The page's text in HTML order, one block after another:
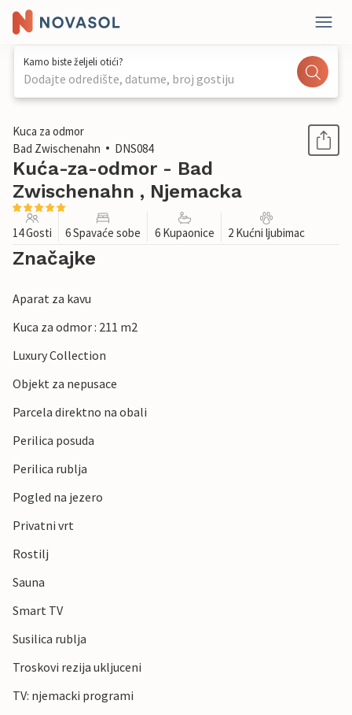
Kamo biste željeli otići?
Dodajte odredište, datume, broj gostiju
1 / 1
Kuca za odmor
Bad Zwischenahn
DNS084
Kuća-za-odmor - Bad
Zwischenahn , Njemacka
14 Gosti 6 Spavaće sobe 6 Kupaonice 2 Kućni ljubimac
Značajke
Aparat za kavu
Kuca za odmor : 211 m2
Luxury Collection
Objekt za nepusace
Parcela direktno na obali
Perilica posuda
Perilica rublja
Pogled na jezero
Privatni vrt
Rostilj
Sauna
Smart TV
Susilica rublja
Troskovi rezija ukljuceni
TV: njemacki programi